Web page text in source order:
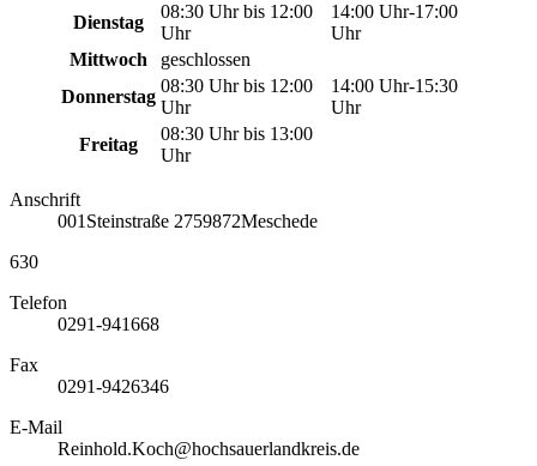
Dienstag
08:30 Uhr bis 12:00
Uhr
14:00 Uhr-17:00
Uhr
Mittwoch
geschlossen
Donnerstag
08:30 Uhr bis 12:00
Uhr
14:00 Uhr-15:30
Uhr
Freitag
08:30 Uhr bis 13:00
Uhr
Anschrift
001 Steinstraße 2759872Meschede
630
Telefon
0291-941668
Fax
0291-9426346
E-Mail
Reinhold.Koch@hochsauerlandkreis.de